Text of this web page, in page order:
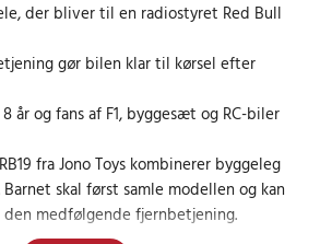
der bliver til en radiostyret Red Bull
gør bilen klar til kørsel efter
år og fans af F1, byggesæt og RC-biler
fra Jono Toys kombinerer byggeleg
skal først samle modellen og kan
medfølgende fjernbetjening.